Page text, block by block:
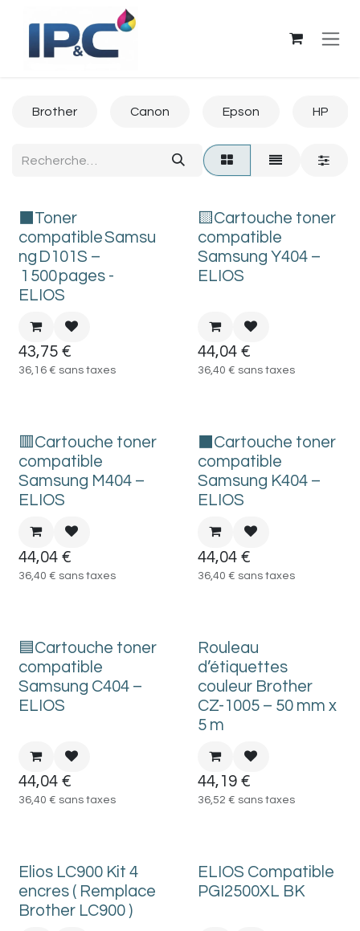
Se rendre au contenu
Brother Canon Epson HP
⬛Toner
compatible Samsu
ng D101S –
1 500 pages -
ELIOS
43,75 €
36,16 € sans taxes
🟨Cartouche toner
compatible
Samsung Y404 –
ELIOS
44,04€
36,40 € sans taxes
🟥Cartouche toner
compatible
Samsung M404 –
ELIOS
44,04 €
36,40 € sans taxes
⬛Cartouche toner
compatible
Samsung K404 –
ELIOS
44,04€
36,40 € sans taxes
🟦Cartouche toner
compatible
Samsung C404 –
ELIOS
44,04 €
36,40 € sans taxes
Rouleau
d’étiquettes
couleur Brother
CZ-1005 – 50 mm x
5 m
44,19€
36,52 € sans taxes
Elios LC900 Kit 4
encres ( Remplace
Brother LC900 )
ELIOS Compatible
PGI2500XL BK